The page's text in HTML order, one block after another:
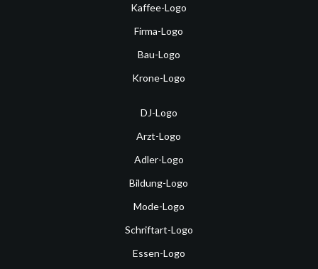
Kaffee-Logo
Firma-Logo
Bau-Logo
Krone-Logo
DJ-Logo
Arzt-Logo
Adler-Logo
Bildung-Logo
Mode-Logo
Schriftart-Logo
Essen-Logo